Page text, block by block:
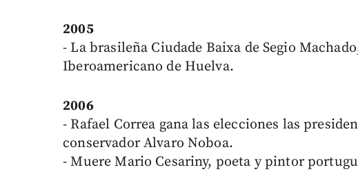
2005
- La brasileña Ciudade Baixa de Segio
Iberoamericano de Huelva.
2006
- Rafael Correa gana las elecciones las
conservador Alvaro Noboa.
- Muere Mario Cesariny, poeta y pintor